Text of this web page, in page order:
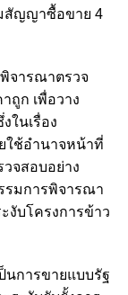
สัญญาซื้อขาย 4
จารณาตรวจ
ถูก เพื่อวาง
ในเรื่อง
ใช้อำนาจหน้าที่
จสอบอย่าง
รมการพิจารณา
งับโครงการข้าว
นการขายแบบรัฐ